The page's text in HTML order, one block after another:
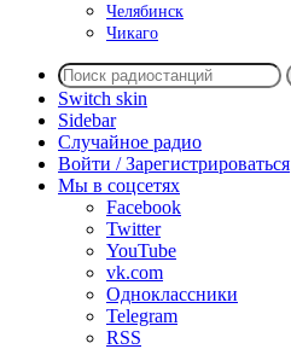
Челябинск
Чикаго
Switch skin
Sidebar
Случайное радио
Войти / Зарегистрироваться
Мы в соцсетях
Facebook
Twitter
YouTube
vk.com
Одноклассники
Telegram
RSS